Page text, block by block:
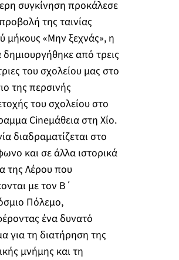
συγκίνηση προκάλεσε
της ταινίας
μήκους «Μην ξεχνάς», η
από τρεις
του σχολείου μας στο
της περσινής
του σχολείου στο
Cineμάθεια στη Χίο.
διαδραματίζεται στο
και σε άλλα ιστορικά
της Λέρου που
με τον Β΄
Πόλεμο,
ένα δυνατό
για τη διατήρηση της
μνήμης και τη